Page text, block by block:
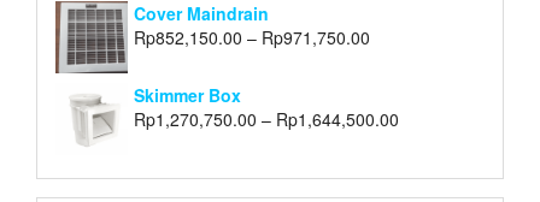
Cover Maindrain
Rp852,150.00 – Rp971,750.00
Skimmer Box
Rp1,270,750.00 – Rp1,644,500.00